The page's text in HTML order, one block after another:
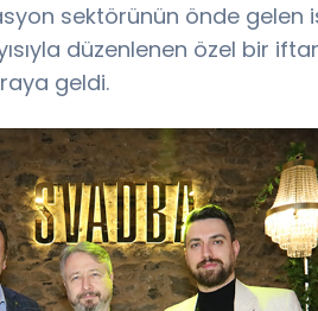
sektörünün önde gelen
düzenlenen özel bir iftar
geldi.